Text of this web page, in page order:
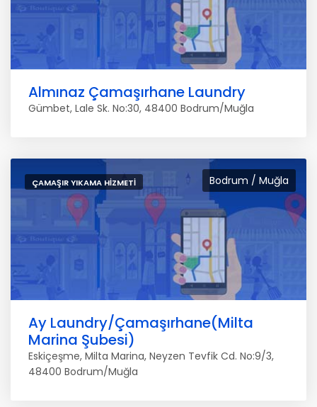
Almınaz Çamaşırhane Laundry
Gümbet, Lale Sk. No:30, 48400 Bodrum/Muğla
Bodrum / Muğla
ÇAMAŞIR YIKAMA HIZMETI
Ay Laundry/Çamaşırhane(Milta
Marina Şubesi)
Eskiçeşme, Milta Marina, Neyzen Tevfik Cd. No:9/3,
48400 Bodrum/Muğla